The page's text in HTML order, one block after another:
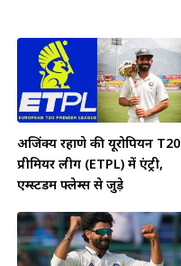
अजिंक्य रहाणे की यूरोपियन T20
प्रीमियर लीग (ETPL) में एंट्री,
एम्स्टर्डम फ्लेम्स से जुड़े